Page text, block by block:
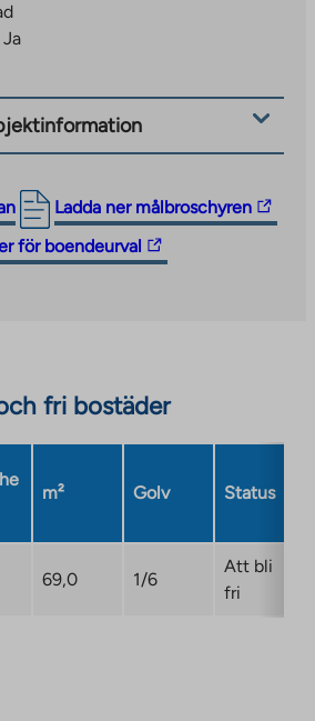
Ja
Ladda ner målbroschyren
The
link
takes
site.
Link
opens
a
för boendeurval
fri bostäder
m² Golv Status
69,0 1/6
Att bli
fri